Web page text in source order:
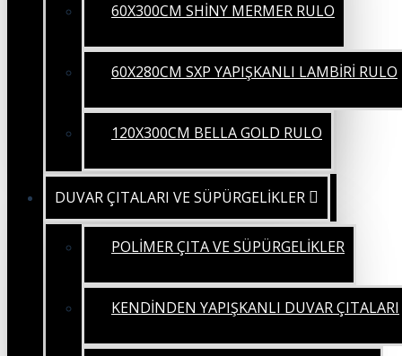
60X300CM SHİNY MERMER RULO
60X280CM SXP YAPIŞKANLI LAMBİRİ RULO
120X300CM BELLA GOLD RULO
DUVAR ÇITALARI VE SÜPÜRGELİKLER
POLİMER ÇITA VE SÜPÜRGELİKLER
KENDİNDEN YAPIŞKANLI DUVAR ÇITALARI